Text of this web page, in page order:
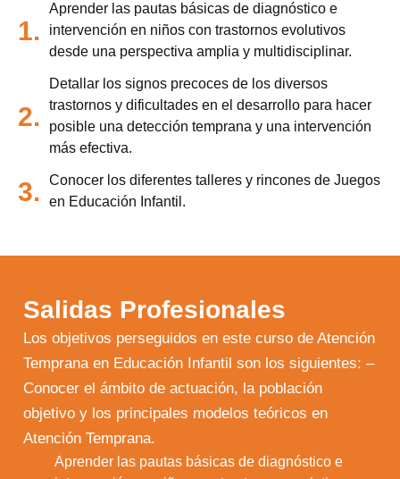
1.
Aprender las pautas básicas de diagnóstico e
intervención en niños con trastornos evolutivos
desde una perspectiva amplia y multidisciplinar.
2.
Detallar los signos precoces de los diversos
trastornos y dificultades en el desarrollo para hacer
posible una detección temprana y una intervención
más efectiva.
3.
Conocer los diferentes talleres y rincones de Juegos
en Educación Infantil.
Salidas Profesionales
Los objetivos perseguidos en este curso de Atención
Temprana en Educación Infantil son los siguientes: –
Conocer el ámbito de actuación, la población
objetivo y los principales modelos teóricos en
Atención Temprana.
Aprender las pautas básicas de diagnóstico e